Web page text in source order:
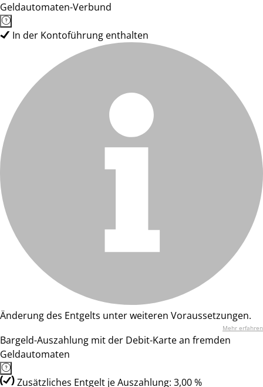
Geldautomaten-Verbund
In der Kontoführung enthalten
Änderung des Entgelts unter weiteren Voraussetzungen.
Mehr erfahren
Bargeld-Auszahlung mit der Debit-Karte an fremden
Geldautomaten
Zusätzliches Entgelt je Auszahlung: 3,00 %